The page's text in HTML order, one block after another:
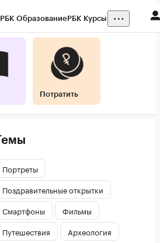
РБК ОбразованиеРБК Курсы
Потратить
Темы
Портреты
Поздравительные открытки
Смартфоны
Фильмы
Путешествия
Археология